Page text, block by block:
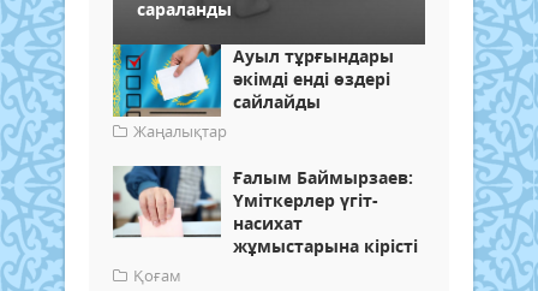
сараланды
Ауыл тұрғындары
әкімді енді өздері
сайлайды
Жаңалықтар
Ғалым Баймырзаев:
Үміткерлер үгіт-
насихат
жұмыстарына кірісті
Қоғам